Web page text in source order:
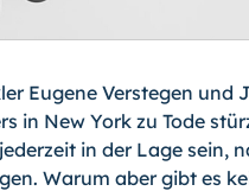
Eugene Verstegen und
in New York zu Tode
in der Lage sein,
Warum aber gibt es